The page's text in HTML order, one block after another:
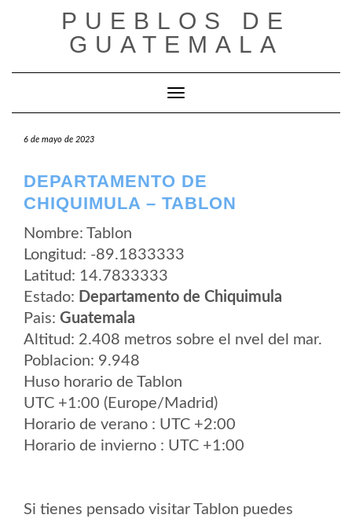
PUEBLOS DE
GUATEMALA
Cambiar modo de navegación
6 de mayo de 2023
DEPARTAMENTO DE
CHIQUIMULA – TABLON
Nombre: Tablon
Longitud: -89.1833333
Latitud: 14.7833333
Estado: Departamento de Chiquimula
Pais: Guatemala
Altitud: 2.408 metros sobre el nvel del mar.
Poblacion: 9.948
Huso horario de Tablon
UTC +1:00 (Europe/Madrid)
Horario de verano : UTC +2:00
Horario de invierno : UTC +1:00
Si tienes pensado visitar Tablon puedes